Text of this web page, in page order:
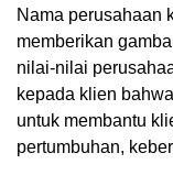
Nama perusahaan
memberikan
nilai-nilai
kepada klien
untuk membantu
pertumbuhan,